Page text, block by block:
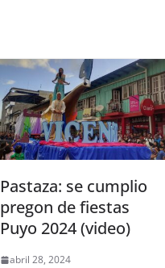
Pastaza: se cumplio
pregon de fiestas
Puyo 2024 (video)
abril 28, 2024